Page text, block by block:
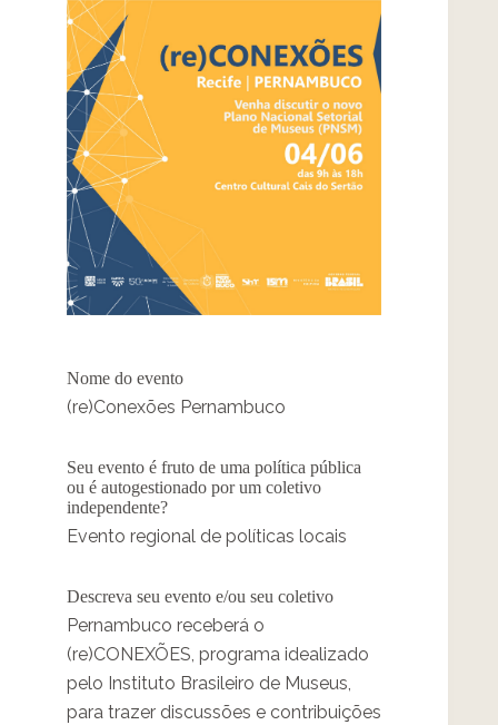
Nome do evento
(re)Conexões Pernambuco
Seu evento é fruto de uma política pública
ou é autogestionado por um coletivo
independente?
Evento regional de políticas locais
Descreva seu evento e/ou seu coletivo
Pernambuco receberá o
(re)CONEXÕES, programa idealizado
pelo Instituto Brasileiro de Museus,
para trazer discussões e contribuições